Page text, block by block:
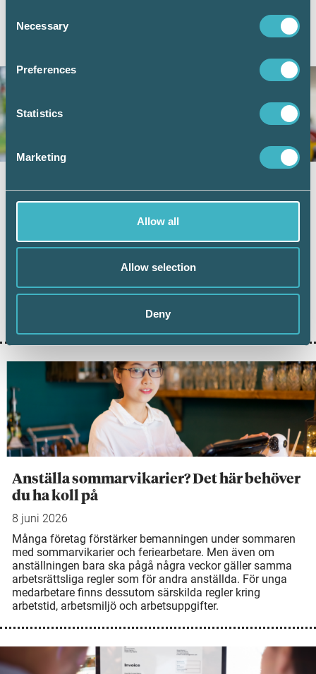
Selection
Necessary
Preferences
Statistics
Marketing
Allow all
Allow selection
Deny
8 juni 2026
Arbetsgivare kan erbjuda sina anställda ett
friskvårdsbidrag, men det finns några saker att tänka på
för att bidraget ska vara skattefritt. Nyligen avgjorde
Högsta förvaltningsdomstolen (HFD) frågan om en
friskvårdsbidrag och om det kunde ses som en skattefri
personalförmån. Vad kan egentligen en anställd använda
sitt friskvårdsbidrag till? I den här artikeln får du veta mer.
Anställa sommarvikarier? Det här behöver
du ha koll på
8 juni 2026
Många företag förstärker bemanningen under sommaren
med sommarvikarier och feriearbetare. Men även om
anställningen bara ska pågå några veckor gäller samma
arbetsrättsliga regler som för andra anställda. För unga
medarbetare finns dessutom särskilda regler kring
arbetstid, arbetsmiljö och arbetsuppgifter.